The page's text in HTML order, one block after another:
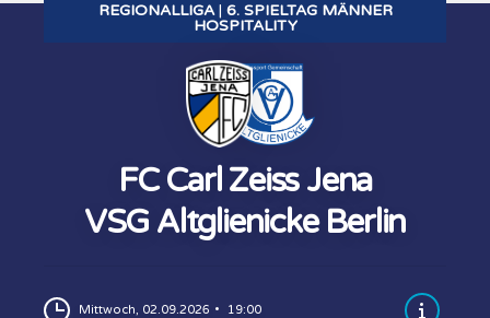
REGIONALLIGA
6. SPIELTAG MÄNNER
HOSPITALITY
FC Carl Zeiss Jena
VSG Altglienicke Berlin
Mittwoch, 02.09.2026 19:00